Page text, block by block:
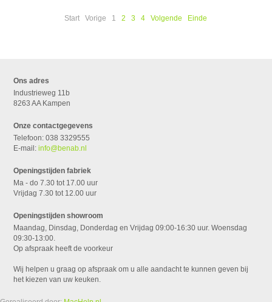
Start Vorige 1 2 3 4 Volgende Einde
Ons adres
Industrieweg 11b
8263 AA Kampen
Onze contactgegevens
Telefoon: 038 3329555
E-mail:info@benab.nl
Openingstijden fabriek
Ma - do 7.30 tot 17.00 uur
Vrijdag 7.30 tot 12.00 uur
Openingstijden showroom
Maandag, Dinsdag, Donderdag en Vrijdag 09:00-16:30 uur. Woensdag
09:30-13:00.
Op afspraak heeft de voorkeur
Wij helpen u graag op afspraak om u alle aandacht te kunnen geven bij
het kiezen van uw keuken.